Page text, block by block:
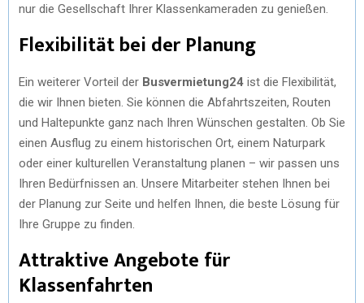
nur die Gesellschaft Ihrer Klassenkameraden zu genießen.
Flexibilität bei der Planung
Ein weiterer Vorteil der Busvermietung24 ist die Flexibilität,
die wir Ihnen bieten. Sie können die Abfahrtszeiten, Routen
und Haltepunkte ganz nach Ihren Wünschen gestalten. Ob Sie
einen Ausflug zu einem historischen Ort, einem Naturpark
oder einer kulturellen Veranstaltung planen – wir passen uns
Ihren Bedürfnissen an. Unsere Mitarbeiter stehen Ihnen bei
der Planung zur Seite und helfen Ihnen, die beste Lösung für
Ihre Gruppe zu finden.
Attraktive Angebote für
Klassenfahrten